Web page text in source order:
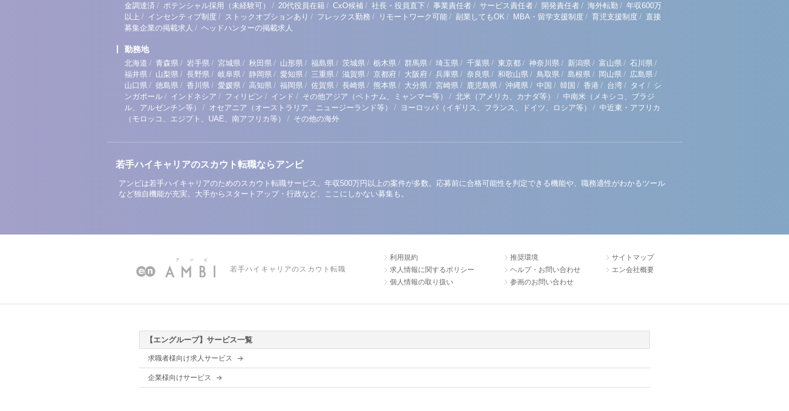
金調達済 / ポテンシャル採用（未経験可） / 20代役員在籍 / CxO候補 / 社長・役員直下 / 事業責任者 / サービス責任者 / 開発責任者 / 海外転勤 / 年収600万
以上 / インセンティブ制度 / ストックオプションあり / フレックス勤務 / リモートワーク可能 / 副業してもOK / MBA・留学支援制度 / 育児支援制度 / 直接
募集企業の掲載求人 / ヘッドハンターの掲載求人
勤務地
北海道 / 青森県 / 岩手県 / 宮城県 / 秋田県 / 山形県 / 福島県 / 茨城県 / 栃木県 / 群馬県 / 埼玉県 / 千葉県 / 東京都 / 神奈川県 / 新潟県 / 富山県 / 石川県 /
福井県 / 山梨県 / 長野県 / 岐阜県 / 静岡県 / 愛知県 / 三重県 / 滋賀県 / 京都府 / 大阪府 / 兵庫県 / 奈良県 / 和歌山県 / 鳥取県 / 島根県 / 岡山県 / 広島県 /
山口県 / 徳島県 / 香川県 / 愛媛県 / 高知県 / 福岡県 / 佐賀県 / 長崎県 / 熊本県 / 大分県 / 宮崎県 / 鹿児島県 / 沖縄県 / 中国 / 韓国 / 香港 / 台湾 / タイ / シ
ンガポール / インドネシア / フィリピン / インド / その他アジア（ベトナム、ミャンマー等） / 北米（アメリカ、カナダ等） / 中南米（メキシコ、ブラジ
ル、アルゼンチン等）
/ オセアニア（オーストラリア、ニュージーランド等） / ヨーロッパ（イギリス、フランス、ドイツ、ロシア等） / 中近東・アフリカ
（モロッコ、エジプト、UAE、南アフリカ等）
/ その他の海外
若手ハイキャリアのスカウト転職ならアンビ
アンビは若手ハイキャリアのためのスカウト転職サービス。年収500万円以上の案件が多数。応募前に合格可能性を判定できる機能や、職務適性がわかるツール
など独自機能が充実。大手からスタートアップ・行政など、ここにしかない募集も。
若手ハイキャリアのスカウト転職
利用規約
求人情報に関するポリシー
個人情報の取り扱い
推奨環境
ヘルプ・お問い合わせ
参画のお問い合わせ
サイトマップ
エン会社概要
【エングループ】サービス一覧
求職者様向け求人サービス
企業様向けサービス